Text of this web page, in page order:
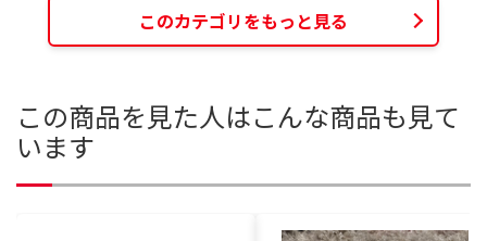
このカテゴリをもっと見る
この商品を見た人はこんな商品も見て
います